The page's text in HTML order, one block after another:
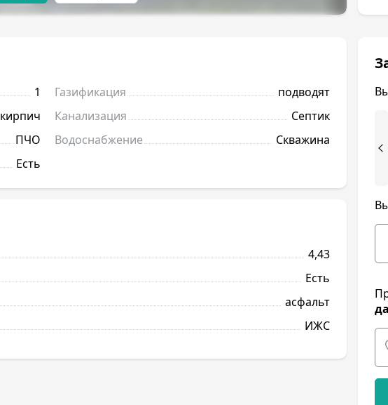
1
кирпич
ПЧО
Есть
Газификация
подводят
Канализация
Септик
Водоснабжение
Скважина
4,43
Есть
асфальт
ИЖС